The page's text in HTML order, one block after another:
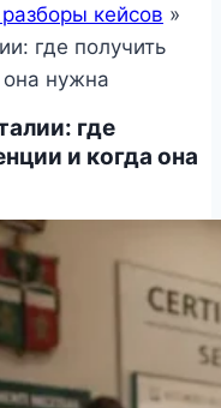
кейсов »
где получить
она нужна
где
и когда она